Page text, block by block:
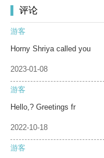
评论
游客
Horny Shriya called you
2023-01-08
游客
Hello,? Greetings fr
2022-10-18
游客